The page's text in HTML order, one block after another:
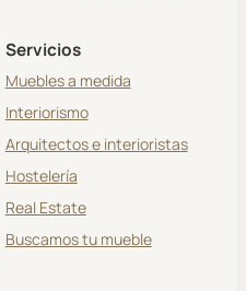
Servicios
Muebles a medida
Interiorismo
Arquitectos e interioristas
Hostelería
Real Estate
Buscamos tu mueble